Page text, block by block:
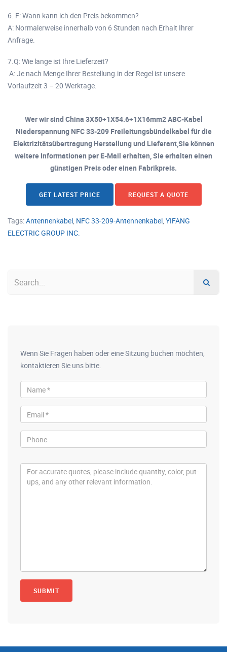
6. F: Wann kann ich den Preis bekommen?
A: Normalerweise innerhalb von 6 Stunden nach Erhalt Ihrer
Anfrage.
7.Q: Wie lange ist Ihre Lieferzeit?
A: Je nach Menge Ihrer Bestellung.in der Regel ist unsere
Vorlaufzeit 3 – 20 Werktage.
Wer wir sind China 3X50+1X54.6+1X16mm2 ABC-Kabel
Niederspannung NFC 33-209 Freileitungsbündelkabel für die
Elektrizitätsübertragung Herstellung und Lieferant,Sie können
weitere Informationen per E-Mail erhalten, Sie erhalten einen
günstigen Preis oder einen Fabrikpreis.
GET LATEST PRICE REQUEST A QUOTE
Tags:Antennenkabel, NFC 33-209-Antennenkabel, YIFANG
ELECTRIC GROUP INC.
Wenn Sie Fragen haben oder eine Sitzung buchen möchten,
kontaktieren Sie uns bitte.